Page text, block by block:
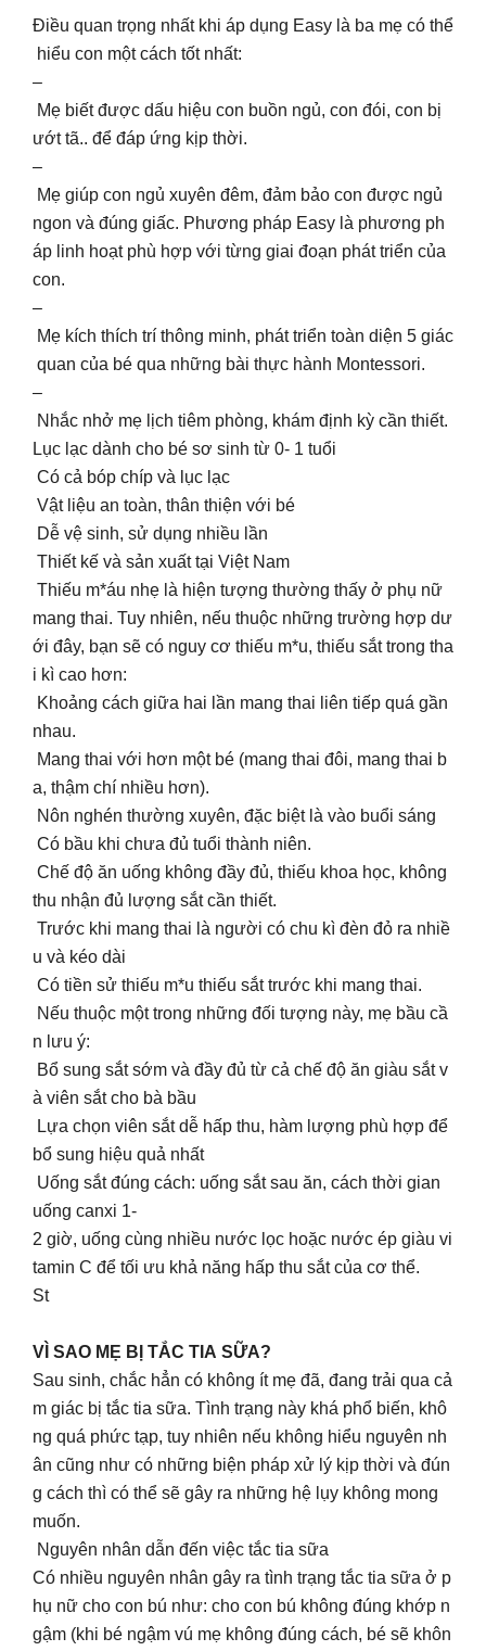
Điều quan trọng nhất khi áp dụng Easy là ba mẹ có thể
hiểu con một cách tốt nhất:
–
Mẹ biết được dấu hiệu con buồn ngủ, con đói, con bị
ướt tã.. để đáp ứng kịp thời.
–
Mẹ giúp con ngủ xuyên đêm, đảm bảo con được ngủ
ngon và đúng giấc. Phương pháp Easy là phương ph
áp linh hoạt phù hợp với từng giai đoạn phát triển của
con.
–
Mẹ kích thích trí thông minh, phát triển toàn diện 5 giác
quan của bé qua những bài thực hành Montessori.
–
Nhắc nhở mẹ lịch tiêm phòng, khám định kỳ cần thiết.
Lục lạc dành cho bé sơ sinh từ 0- 1 tuổi
Có cả bóp chíp và lục lạc
Vật liệu an toàn, thân thiện với bé
Dễ vệ sinh, sử dụng nhiều lần
Thiết kế và sản xuất tại Việt Nam
Thiếu m*áu nhẹ là hiện tượng thường thấy ở phụ nữ
mang thai. Tuy nhiên, nếu thuộc những trường hợp dư
ới đây, bạn sẽ có nguy cơ thiếu m*u, thiếu sắt trong tha
i kì cao hơn:
Khoảng cách giữa hai lần mang thai liên tiếp quá gần
nhau.
Mang thai với hơn một bé (mang thai đôi, mang thai b
a, thậm chí nhiều hơn).
Nôn nghén thường xuyên, đặc biệt là vào buổi sáng
Có bầu khi chưa đủ tuổi thành niên.
Chế độ ăn uống không đầy đủ, thiếu khoa học, không
thu nhận đủ lượng sắt cần thiết.
Trước khi mang thai là người có chu kì đèn đỏ ra nhiề
u và kéo dài
Có tiền sử thiếu m*u thiếu sắt trước khi mang thai.
Nếu thuộc một trong những đối tượng này, mẹ bầu cầ
n lưu ý:
Bổ sung sắt sớm và đầy đủ từ cả chế độ ăn giàu sắt v
à viên sắt cho bà bầu
Lựa chọn viên sắt dễ hấp thu, hàm lượng phù hợp để
bổ sung hiệu quả nhất
Uống sắt đúng cách: uống sắt sau ăn, cách thời gian
uống canxi 1-
2 giờ, uống cùng nhiều nước lọc hoặc nước ép giàu vi
tamin C để tối ưu khả năng hấp thu sắt của cơ thể.
St
VÌ SAO MẸ BỊ TẮC TIA SỮA?
Sau sinh, chắc hẳn có không ít mẹ đã, đang trải qua cả
m giác bị tắc tia sữa. Tình trạng này khá phổ biến, khô
ng quá phức tạp, tuy nhiên nếu không hiểu nguyên nh
ân cũng như có những biện pháp xử lý kịp thời và đún
g cách thì có thể sẽ gây ra những hệ lụy không mong
muốn.
Nguyên nhân dẫn đến việc tắc tia sữa
Có nhiều nguyên nhân gây ra tình trạng tắc tia sữa ở p
hụ nữ cho con bú như: cho con bú không đúng khớp n
gậm (khi bé ngậm vú mẹ không đúng cách, bé sẽ khôn